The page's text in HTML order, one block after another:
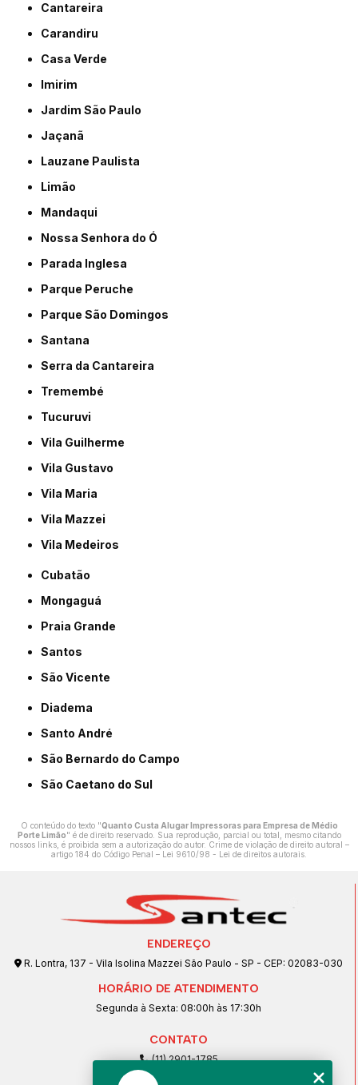
Cantareira
Carandiru
Casa Verde
Imirim
Jardim São Paulo
Jaçanã
Lauzane Paulista
Limão
Mandaqui
Nossa Senhora do Ó
Parada Inglesa
Parque Peruche
Parque São Domingos
Santana
Serra da Cantareira
Tremembé
Tucuruvi
Vila Guilherme
Vila Gustavo
Vila Maria
Vila Mazzei
Vila Medeiros
Cubatão
Mongaguá
Praia Grande
Santos
São Vicente
Diadema
Santo André
São Bernardo do Campo
São Caetano do Sul
O conteúdo do texto "Quanto Custa Alugar Impressoras para Empresa de Médio
Porte Limão" é de direito reservado. Sua reprodução, parcial ou total, mesmo citando
nossos links, é proibida sem a autorização do autor. Crime de violação de direito autoral –
artigo 184 do Código Penal – Lei 9610/98 - Lei de direitos autorais
ENDEREÇO
R. Lontra, 137 - Vila Isolina Mazzei São Paulo - SP - CEP: 02083-030
HORÁRIO DE ATENDIMENTO
Segunda à Sexta: 08:00h às 17:30h
CONTATO
(11) 2901-1785
(11) 99239-1832